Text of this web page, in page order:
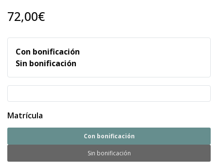
72,00€
Con bonificación
Sin bonificación
Matrícula
Con bonificación
Sin bonificación